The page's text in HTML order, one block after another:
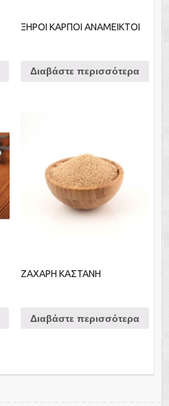
ΞΗΡΟΙ ΚΑΡΠΟΙ ΑΝΑΜΕΙΚΤΟΙ
Διαβάστε περισσότερα
ΖΑΧΑΡΗ ΚΑΣΤΑΝΗ
Διαβάστε περισσότερα